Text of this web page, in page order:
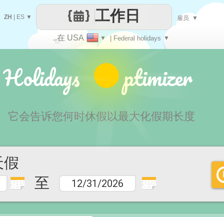
让
每一天
..在 USA ▼ | Federal holidays ▼
工作日
ZH ES ▼ 雇员 ▼
Holidays ptimizer
它会告诉您何时休假以最大化假期长度
假
1 2 3 4 5
6 7 9 10
11 12
至
1 2 3 4 5
6 7 9 10
11 12